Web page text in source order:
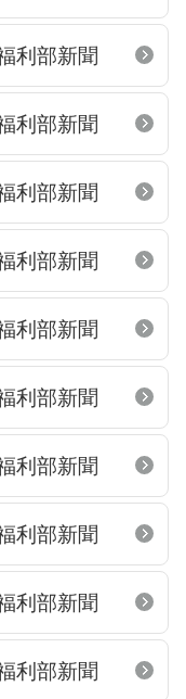
利部新聞
利部新聞
利部新聞
利部新聞
利部新聞
利部新聞
利部新聞
利部新聞
利部新聞
利部新聞
第一頁上一頁